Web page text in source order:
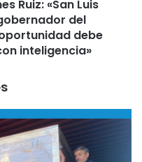
Ruiz: «San Luis
del
debe
inteligencia»